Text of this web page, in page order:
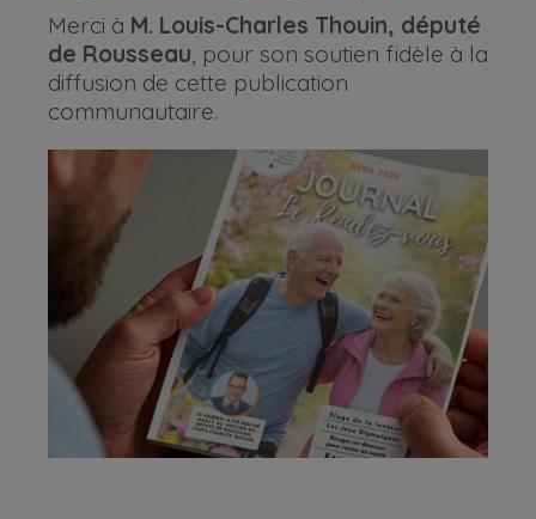
Merci à M. Louis-Charles Thouin, député
de Rousseau, pour son soutien fidèle à la
diffusion de cette publication
communautaire.